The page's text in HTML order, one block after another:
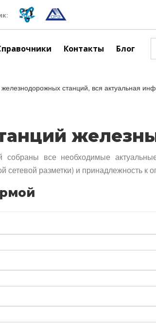
Контакты Блог
станций, вся актуальная
все необходимые
разметки) и принадлежность к